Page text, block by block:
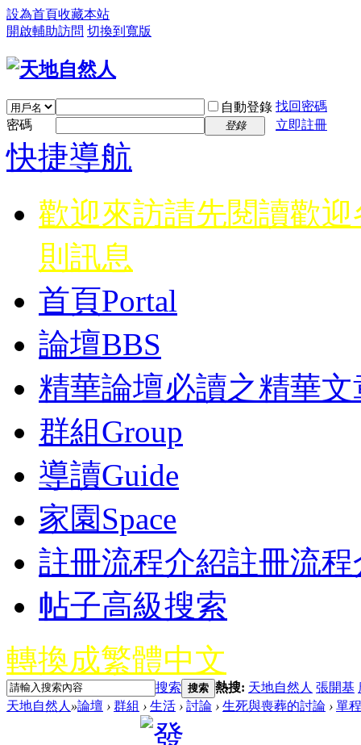
設為首頁收藏本站
開啟輔助訪問 切換到寬版
自動登錄 找回密碼
密碼
登錄 立即註冊
快捷導航
歡迎來訪請先閱讀歡迎
則訊息
首頁Portal
論壇BBS
精華論壇必讀之精華文
群組Group
導讀Guide
家園Space
註冊流程介紹註冊流
帖子高級搜索
轉換成繁體中文
搜索 搜索 熱搜: 天地自然人 張開基
天地自然人 »論壇 › 群組 › 生活 › 討論 › 生死與喪葬的討論 › 單